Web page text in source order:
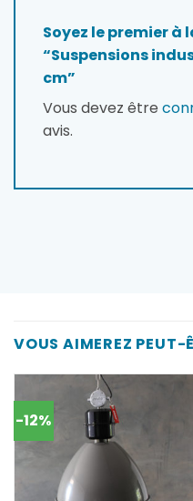
Soyez le premier à
“Suspensions
cm”
Vous devez être
avis.
VOUS AIMEREZ PEUT-
-12%